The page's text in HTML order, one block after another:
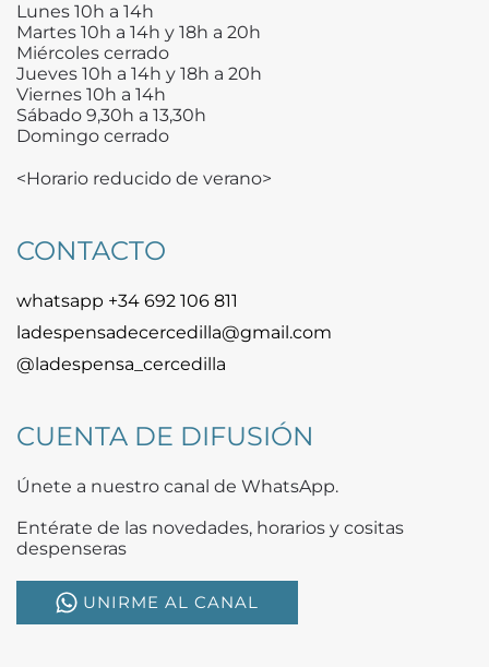
Lunes 10h a 14h
Martes 10h a 14h y 18h a 20h
Miércoles cerrado
Jueves 10h a 14h y 18h a 20h
Viernes 10h a 14h
Sábado 9,30h a 13,30h
Domingo cerrado
<Horario reducido de verano>
CONTACTO
whatsapp +34 692 106 811
ladespensadecercedilla@gmail.com
@ladespensa_cercedilla
CUENTA DE DIFUSIÓN
Únete a nuestro canal de WhatsApp.
Entérate de las novedades, horarios y cositas
despenseras
UNIRME AL CANAL